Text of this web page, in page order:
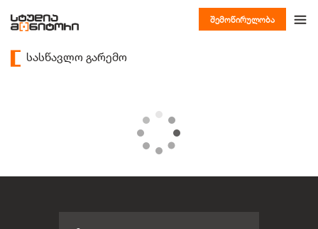
შემოწირულობა
სასწავლო გარემო